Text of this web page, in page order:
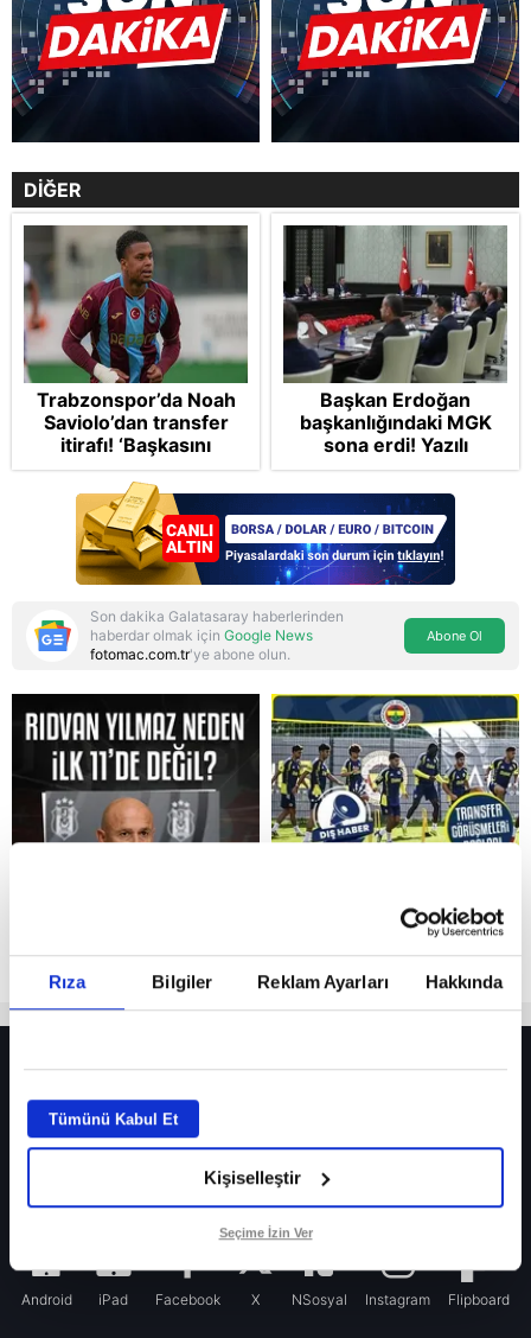
Rıza Bilgiler Reklam Ayarları Hakkında
Tümünü Kabul Et
Kişiselleştir
Seçime İzin Ver
Reddet
DİĞER
Trabzonspor’da Noah
Saviolo’dan transfer
itirafı! ‘Başkasını
izlemeye geldi’
Başkan Erdoğan
başkanlığındaki MGK
sona erdi! Yazılı
açıklama bekleniyor
Son dakika Galatasaray haberlerinden
haberdar olmak için Google News
fotomac.com.tr'ye abone olun.
Abone Ol
Fenerbahçe’de sürpriz ayrılık ihtimali! Devre arasında gelmişti
Fenerbahçe’nin yeni transferi Mason Greenwood için olay sözler!
Galatasaray’da rota yeniden Thiago Almada!
Android iPad Facebook X NSosyal Instagram Flipboard